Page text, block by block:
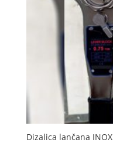
Dizalica lančana INOX